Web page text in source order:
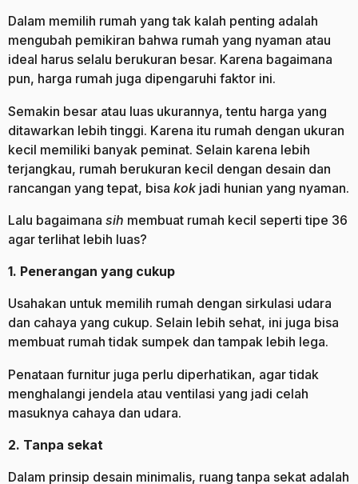
Dalam memilih rumah yang tak kalah penting adalah
mengubah pemikiran bahwa rumah yang nyaman atau
ideal harus selalu berukuran besar. Karena bagaimana
pun, harga rumah juga dipengaruhi faktor ini.
Semakin besar atau luas ukurannya, tentu harga yang
ditawarkan lebih tinggi. Karena itu rumah dengan ukuran
kecil memiliki banyak peminat. Selain karena lebih
terjangkau, rumah berukuran kecil dengan desain dan
rancangan yang tepat, bisa kok jadi hunian yang nyaman.
Lalu bagaimana sih membuat rumah kecil seperti tipe 36
agar terlihat lebih luas?
1. Penerangan yang cukup
Usahakan untuk memilih rumah dengan sirkulasi udara
dan cahaya yang cukup. Selain lebih sehat, ini juga bisa
membuat rumah tidak sumpek dan tampak lebih lega.
Penataan furnitur juga perlu diperhatikan, agar tidak
menghalangi jendela atau ventilasi yang jadi celah
masuknya cahaya dan udara.
2. Tanpa sekat
Dalam prinsip desain minimalis, ruang tanpa sekat adalah